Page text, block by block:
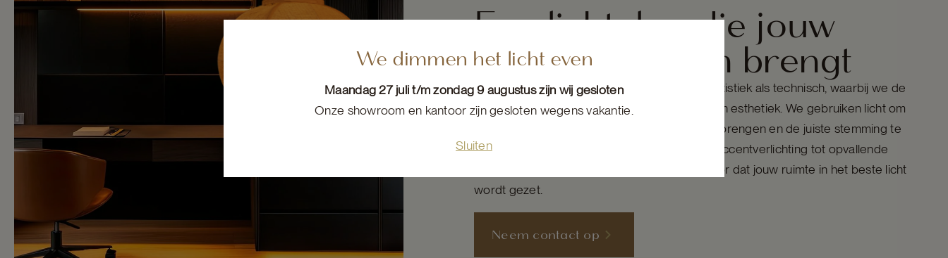
We dimmen het licht even
Maandag 27 juli t/m zondag 9 augustus zijn wij gesloten
Onze showroom en kantoor zijn gesloten wegens vakantie.
Sluiten
Een lichtplan die jouw
ruimte tot leven brengt
Onze benadering van lichtontwerp is zowel artistiek als technisch, waarbij we de
perfecte balans vinden tussen functionaliteit en esthetiek. We gebruiken licht om
texturen te benadrukken, kleuren tot leven te brengen en de juiste stemming te
creëren voor elke gelegenheid. Van subtiele accentverlichting tot opvallende
lichtinstallaties, onze lichtexperts zorgen ervoor dat jouw ruimte in het beste licht
wordt gezet.
Neem contact op